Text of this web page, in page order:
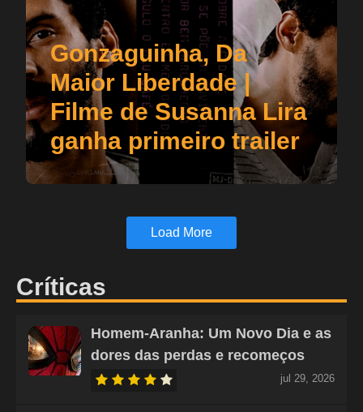
Gonzaguinha, Da
Maior Liberdade |
Filme de Susanna Lira
ganha primeiro trailer
Load More
Críticas
Homem-Aranha: Um Novo Dia e as
dores das perdas e recomeços
jul 29, 2026